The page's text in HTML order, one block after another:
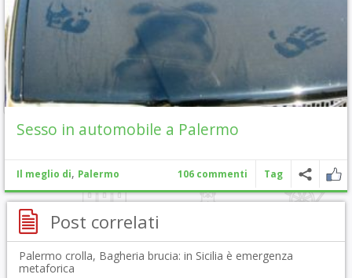
Sesso in automobile a Palermo
Il meglio di, Palermo 106 commenti Tag
Post correlati
Palermo crolla, Bagheria brucia: in Sicilia è emergenza
metaforica